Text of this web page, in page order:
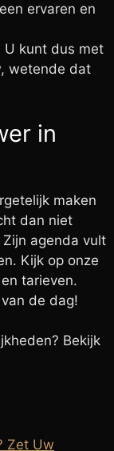
ervaren en
U kunt dus met
wetende dat
in
maken
dan niet
agenda vult
Kijk op onze
tarieven.
de dag!
Bekijk
Zet Uw